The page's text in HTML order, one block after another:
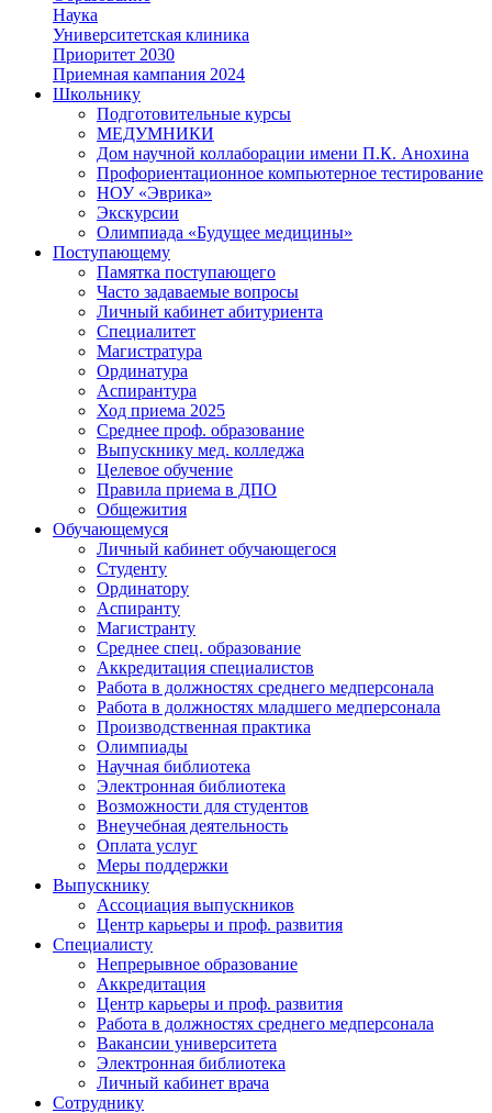
Наука
Университетская клиника
Приоритет 2030
Приемная кампания 2024
Школьнику
Подготовительные курсы
МЕДУМНИКИ
Дом научной коллаборации имени П.К. Анохина
Профориентационное компьютерное тестирование
НОУ «Эврика»
Экскурсии
Олимпиада «Будущее медицины»
Поступающему
Памятка поступающего
Часто задаваемые вопросы
Личный кабинет абитуриента
Специалитет
Магистратура
Ординатура
Аспирантура
Ход приема 2025
Среднее проф. образование
Выпускнику мед. колледжа
Целевое обучение
Правила приема в ДПО
Общежития
Обучающемуся
Личный кабинет обучающегося
Студенту
Ординатору
Аспиранту
Магистранту
Среднее спец. образование
Аккредитация специалистов
Работа в должностях среднего медперсонала
Работа в должностях младшего медперсонала
Производственная практика
Олимпиады
Научная библиотека
Электронная библиотека
Возможности для студентов
Внеучебная деятельность
Оплата услуг
Меры поддержки
Выпускнику
Ассоциация выпускников
Центр карьеры и проф. развития
Специалисту
Непрерывное образование
Аккредитация
Центр карьеры и проф. развития
Работа в должностях среднего медперсонала
Вакансии университета
Электронная библиотека
Личный кабинет врача
Сотруднику